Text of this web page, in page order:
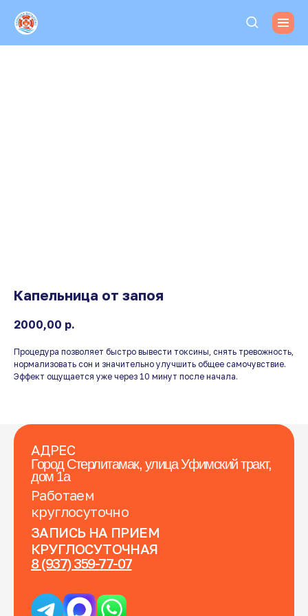
Капельница от запоя
2000,00 р.
Процедура позволяет быстро вывести токсины, снять тревожность,
нормализовать сон и значительно улучшить общее самочувствие.
Эффект ощущается уже через 10 минут после начала.
АДРЕС
Город Стерлитамак, улица Уфимский тракт,
дом 1а
Работаем
круглосуточно
ЗАПИСЬ НА ПРИЕМ
КРУГЛОСУТОЧНАЯ
8 (937) 359-77-07